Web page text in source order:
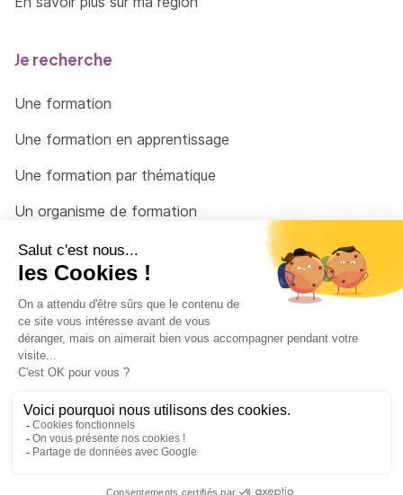
Je recherche
Une formation
Une formation en apprentissage
Une formation par thématique
Un organisme de formation
Un conseiller
Une solution pour raccrocher
© 2026 - Côté Formations - par Via Compétences
Menu Pied de page
Mentions Légales